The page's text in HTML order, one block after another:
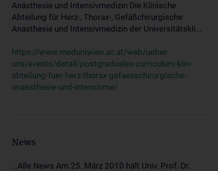
Anästhesie und Intensivmedizin Die Klinische
Abteilung für Herz-, Thorax-, Gefäßchirurgische
Anästhesie und Intensivmedizin der Universitätskli...
https://www.meduniwien.ac.at/web/ueber-
uns/events/detail/postgraduales-curriculum-klin-
abteilung-fuer-herz-thorax-gefaesschirurgische-
anaesthesie-und-intensivme/
News
...Alle News Am 25. März 2010 hält Univ. Prof. Dr.